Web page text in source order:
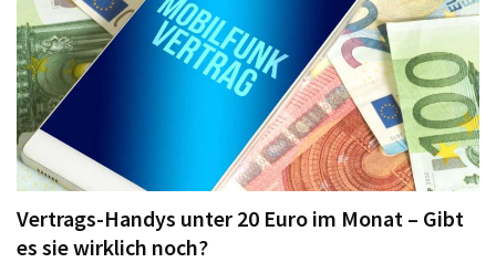
Vertrags-Handys unter 20 Euro im Monat – Gibt
es sie wirklich noch?